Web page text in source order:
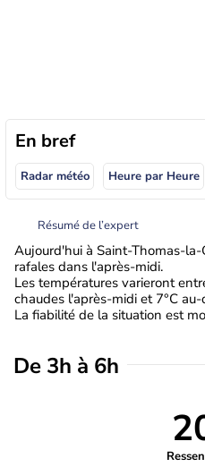
En bref
Radar météo Heure par Heure
Résumé de l’expert
Aujourd'hui à Saint-Thomas-
rafales dans l'après-midi.
Les températures varieront
chaudes l'après-midi et 7°C
La fiabilité de la situation est
De 3h à 6h